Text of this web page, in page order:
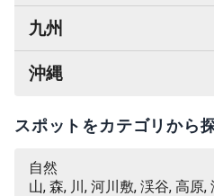
九州
沖縄
スポットをカテゴリから
自然
山, 森, 川, 河川敷, 渓谷, 高原,